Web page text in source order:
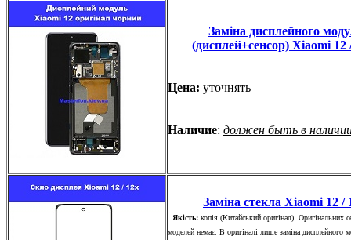
Заміна дисплейного
(дисплей+сенсор) Xiaomi 12
Цена: уточнять
Наличие: должен быть в
Заміна стекла Xiaomi 12 /
Якість: копія (Китайський оригінал). Оригінальних
моделей немає. В оригіналі лише заміна дисплейного